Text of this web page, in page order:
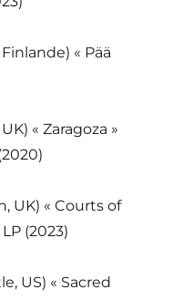
« Pää
« Zaragoza »
UK) « Courts of
(2023)
US) « Sacred